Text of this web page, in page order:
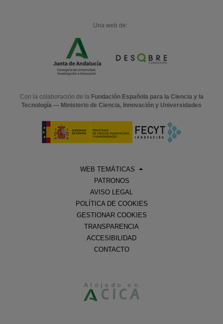
Una web de:
Con la colaboración de la Fundación Española para la Ciencia y la
Tecnología — Ministerio de Ciencia, Innovación y Universidades
WEB TEMÁTICAS
PATRONOS
AVISO LEGAL
POLÍTICA DE COOKIES
GESTIONAR COOKIES
TRANSPARENCIA
ACCESIBILIDAD
CONTACTO